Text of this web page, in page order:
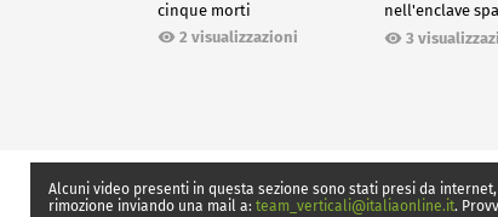
cinque morti
2 visualizzazioni
nell'enclave
Ceuta
3
Alcuni video presenti in questa sezione sono stati presi da
rimozione inviando una mail a: team_verticali@italiaonline.it.